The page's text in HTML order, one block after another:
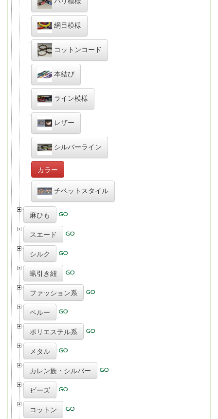
網目模様
コットンコード
本結び
ライン模様
レザー
シルバーライン
カラー
チベットスタイル
麻ひも
スエード
シルク
蝋引き紐
ファッション系
ペルー
ポリエステル系
メタル
カレン族・シルバー
ビーズ
コットン